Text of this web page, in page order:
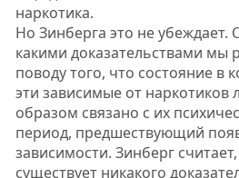
наркотика.
Но Зинберга это не убеждает.
какими доказательствами мы
поводу того, что состояние в
эти зависимые от наркотиков
образом связано с их
период, предшествующий
зависимости. Зинберг
существует никакого